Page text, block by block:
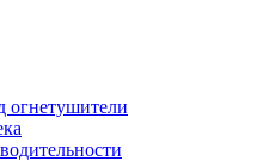
огнетушители